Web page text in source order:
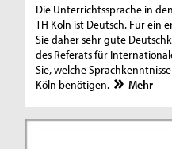
Die Unterrichtssprache in
TH Köln ist Deutsch. Für ein
Sie daher sehr gute
des Referats für
Sie, welche
Köln benötigen.
Mehr